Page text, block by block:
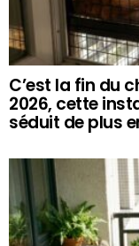
C’est la fin du
2026, cette
séduit de plus